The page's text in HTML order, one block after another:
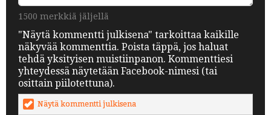
1500 merkkiä jäljellä
"Näytä kommentti julkisena" tarkoittaa kaikille
näkyvää kommenttia. Poista täppä, jos haluat
tehdä yksityisen muistiinpanon. Kommenttiesi
yhteydessä näytetään Facebook-nimesi (tai
osittain piilotettuna).
Näytä kommentti julkisena